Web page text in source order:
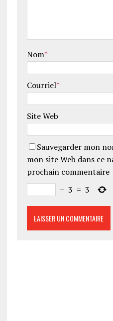
Nom*
Courriel*
Site Web
Sauvegarder mon
mon site Web dans ce
prochain commentaire
− 3 = 3